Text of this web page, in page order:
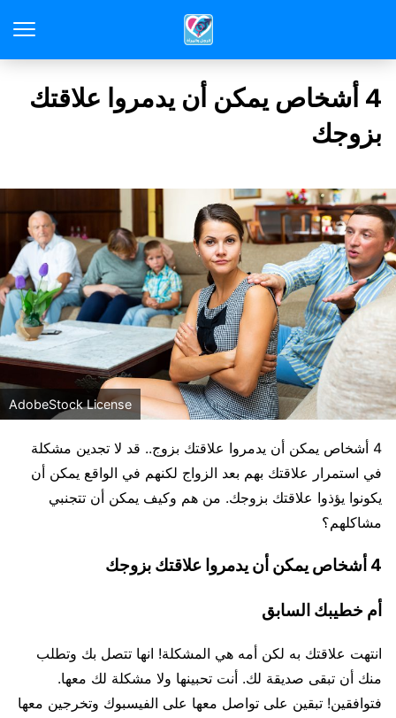
4 أشخاص يمكن أن يدمروا علاقتك
بزوجك
AdobeStock License
4 أشخاص يمكن أن يدمروا علاقتك بزوج.. قد لا تجدين مشكلة
في استمرار علاقتك بهم بعد الزواج لكنهم في الواقع يمكن أن
يكونوا يؤذوا علاقتك بزوجك. من هم وكيف يمكن أن تتجنبي
مشاكلهم؟
4 أشخاص يمكن أن يدمروا علاقتك بزوجك
أم خطيبك السابق
انتهت علاقتك به لكن أمه هي المشكلة! انها تتصل بك وتطلب
منك أن تبقى صديقة لك. أنت تحبينها ولا مشكلة لك معها.
فتوافقين! تبقين على تواصل معها على الفيسبوك وتخرجين معها